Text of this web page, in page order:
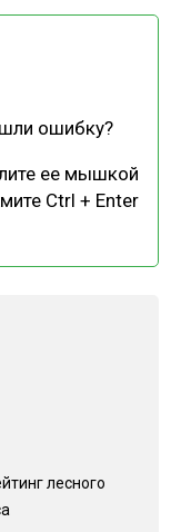
ошибку?
ее мышкой
Ctrl + Enter
лесного